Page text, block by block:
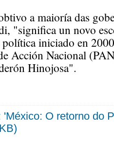
a maioría das
"significa un novo
iniciado en
Acción Nacional
Hinojosa".
'México: O retorno do